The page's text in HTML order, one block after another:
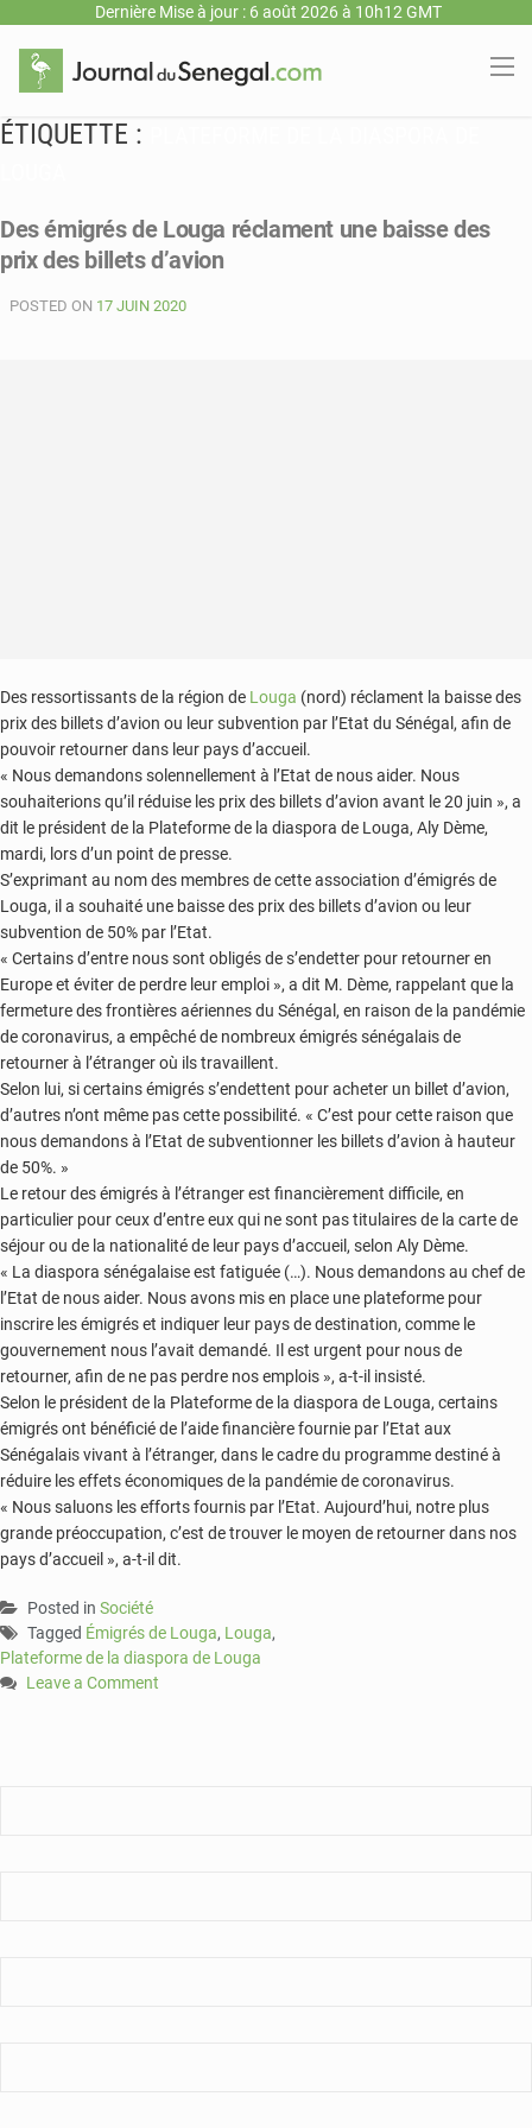
Dernière Mise à jour : 6 août 2026 à 10h12 GMT
ÉTIQUETTE :
Des émigrés de Louga réclament une baisse des
prix des billets d’avion
POSTED ON 17 JUIN 2020
Des ressortissants de la région de Louga (nord) réclament la baisse des
prix des billets d’avion ou leur subvention par l’Etat du Sénégal, afin de
pouvoir retourner dans leur pays d’accueil.
« Nous demandons solennellement à l’Etat de nous aider. Nous
souhaiterions qu’il réduise les prix des billets d’avion avant le 20 juin », a
dit le président de la Plateforme de la diaspora de Louga, Aly Dème,
mardi, lors d’un point de presse.
S’exprimant au nom des membres de cette association d’émigrés de
Louga, il a souhaité une baisse des prix des billets d’avion ou leur
subvention de 50% par l’Etat.
« Certains d’entre nous sont obligés de s’endetter pour retourner en
Europe et éviter de perdre leur emploi », a dit M. Dème, rappelant que la
fermeture des frontières aériennes du Sénégal, en raison de la pandémie
de coronavirus, a empêché de nombreux émigrés sénégalais de
retourner à l’étranger où ils travaillent.
Selon lui, si certains émigrés s’endettent pour acheter un billet d’avion,
d’autres n’ont même pas cette possibilité. « C’est pour cette raison que
nous demandons à l’Etat de subventionner les billets d’avion à hauteur
de 50%. »
Le retour des émigrés à l’étranger est financièrement difficile, en
particulier pour ceux d’entre eux qui ne sont pas titulaires de la carte de
séjour ou de la nationalité de leur pays d’accueil, selon Aly Dème.
« La diaspora sénégalaise est fatiguée (…). Nous demandons au chef de
l’Etat de nous aider. Nous avons mis en place une plateforme pour
inscrire les émigrés et indiquer leur pays de destination, comme le
gouvernement nous l’avait demandé. Il est urgent pour nous de
retourner, afin de ne pas perdre nos emplois », a-t-il insisté.
Selon le président de la Plateforme de la diaspora de Louga, certains
émigrés ont bénéficié de l’aide financière fournie par l’Etat aux
Sénégalais vivant à l’étranger, dans le cadre du programme destiné à
réduire les effets économiques de la pandémie de coronavirus.
« Nous saluons les efforts fournis par l’Etat. Aujourd’hui, notre plus
grande préoccupation, c’est de trouver le moyen de retourner dans nos
pays d’accueil », a-t-il dit.
Posted in Société
Tagged Émigrés de Louga, Louga,
Plateforme de la diaspora de Louga
Leave a Comment